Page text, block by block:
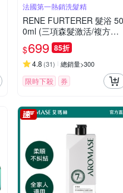
法國第一熱銷洗髮精
RENE FURTERER 髮浴 50
0ml (三項森髮激活/複方精
油養護/紫苑草舒緩)
$699 85折
4.8 (31) 總銷量>300
限時下殺 券